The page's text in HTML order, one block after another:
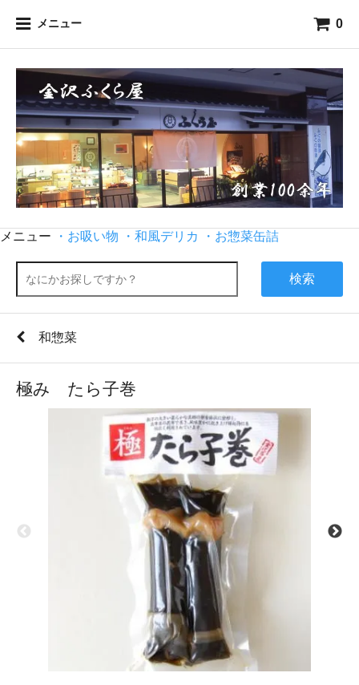
メニュー 0
メニュー ・お吸い物 ・和風デリカ ・お惣菜缶詰
検索
和惣菜
極み たら子巻